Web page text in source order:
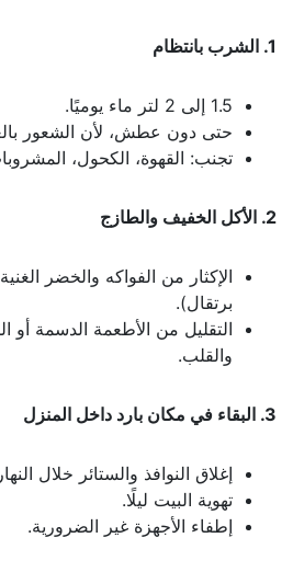
1. الشرب بانتظام
1.5 إلى 2 لتر ماء يوميًا.
حتى دون عطش، لأن الشعور
تجنب: القهوة، الكحول،
2. الأكل الخفيف والطازج
الإكثار من الفواكه والخضر
برتقال).
التقليل من الأطعمة الدسمة أو
والقلب.
3. البقاء في مكان بارد داخل المنزل
إغلاق النوافذ والستائر خلال
تهوية البيت ليلًا.
إطفاء الأجهزة غير الضرورية.